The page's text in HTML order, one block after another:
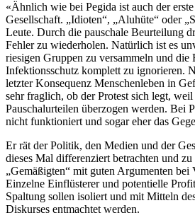
«Ähnlich wie bei Pegida ist auch der
Gesellschaft. „Idioten“, „Aluhüte“ oder
Leute. Durch die pauschale Beurteilung
Fehler zu wiederholen. Natürlich ist es
riesigen Gruppen zu versammeln und die
Infektionsschutz komplett zu ignorieren.
letzter Konsequenz Menschenleben in
sehr fraglich, ob der Protest sich legt,
Pauschalurteilen überzogen werden. Bei
nicht funktioniert und sogar eher das
Er rät der Politik, den Medien und der
dieses Mal differenziert betrachten und
„Gemäßigten“ mit guten Argumenten bei
Einzelne Einflüsterer und potentielle
Spaltung sollen isoliert und mit Mitteln
Diskurses entmachtet werden.